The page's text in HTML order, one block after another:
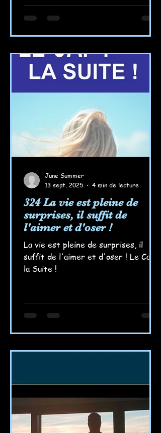
324 La vie est pleine de
surprises, il suffit de
l'aimer et d'oser !
La vie est pleine de surprises, il
suffit de l'aimer et d'oser ! Le Cap,
la Suite !
June Summer
13 sept. 2025
4 min de lecture